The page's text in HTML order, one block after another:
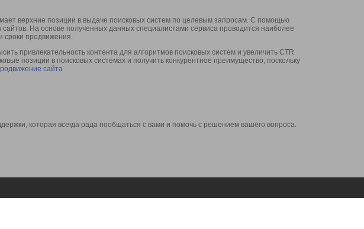
верхние позиции в выдаче поисковых систем по целевым запросам. С помощью
На основе полученных данных специалистами сервиса проводится наиболее
сроки продвижения.
привлекательность контента для алгоритмов поисковых систем и увеличить CTR
позиции в поисковых системах и получить конкурентное преимущество, поскольку
сайта
которая всегда рада пообщаться с вами и помочь с решением вашего вопроса.